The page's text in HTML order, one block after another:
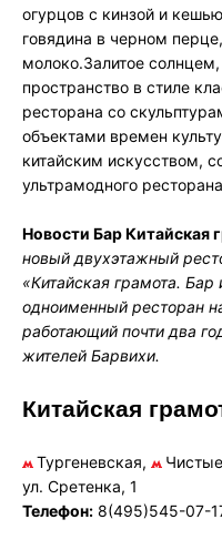
огурцов с кинзой и
говядина в черном
молоко.Залитое
пространство в стиле
ресторана со
объектами времен
китайским искусством,
ультрамодного
Новости Бар Китайская
новый двухэтажный
«Китайская грамота.
одноименный ресторан
работающий почти два
жителей Барвихи.
Китайская
Тургеневская,
ул. Сретенка, 1
Телефон: 8(495)545-07-